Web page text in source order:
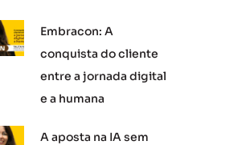
Embracon: A
conquista do cliente
entre a jornada digital
e a humana
A aposta na IA sem